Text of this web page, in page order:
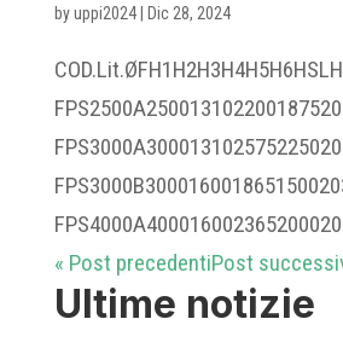
byuppi2024| Dic 28, 2024
« Post precedentiPost
Ultime notizie